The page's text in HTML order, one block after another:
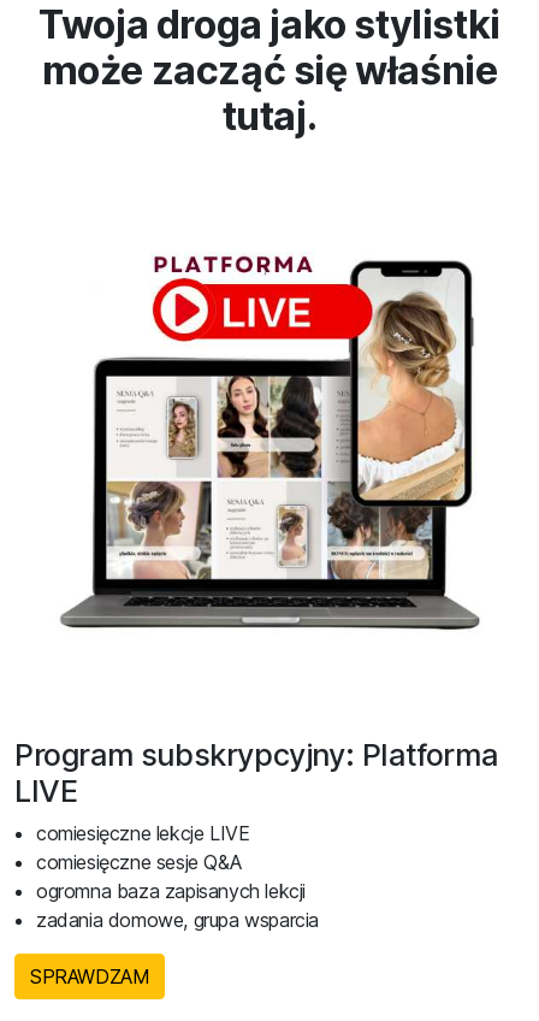
Twoja droga jako stylistki
może zacząć się właśnie
tutaj.
Program subskrypcyjny: Platforma
LIVE
comiesięczne lekcje LIVE
comiesięczne sesje Q&A
ogromna baza zapisanych lekcji
zadania domowe, grupa wsparcia
SPRAWDZAM